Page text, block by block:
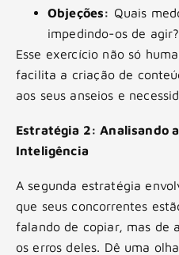
Objeções: Quais
impedindo-os de agir?
Esse exercício não só
facilita a criação de
aos seus anseios e
Estratégia 2: Analisando
Inteligência
A segunda estratégia
que seus concorrentes
falando de copiar, mas de
os erros deles. Dê uma